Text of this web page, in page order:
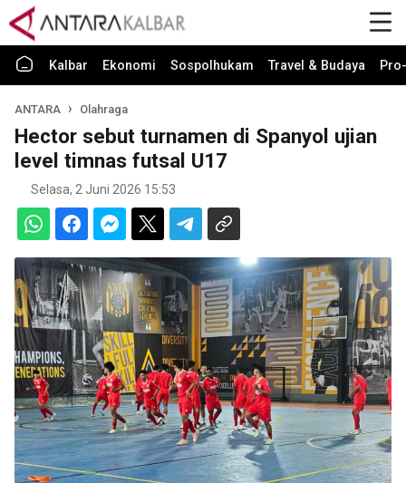
Kalbar Ekonomi Sospolhukam Travel & Budaya
ANTARA Olahraga
Hector sebut turnamen di Spanyol ujian
level timnas futsal U17
Selasa, 2 Juni 2026 15:53